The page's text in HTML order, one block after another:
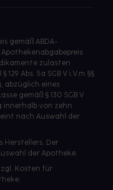
gemäß ABDA-
zulasten
Abs. 5a SGB V i.V.m §§
abzüglich eines
gemäß § 130 SGB V
innerhalb von zehn
nach Auswahl der
Herstellers. Der
der Apotheke.
Kosten für